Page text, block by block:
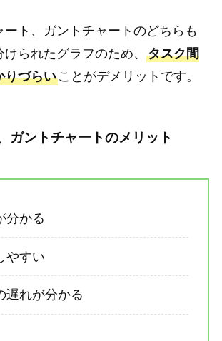
ト、ガントチャートのどちらも
られたグラフのため、 タスク間
りづらいことがデメリットです。
ガントチャートのメリット
分かる
やすい
遅れが分かる